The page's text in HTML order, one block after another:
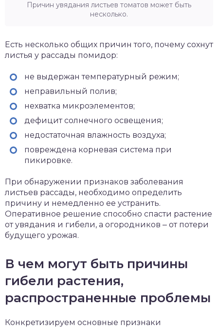
Причин увядания листьев томатов может быть
несколько.
Есть несколько общих причин того, почему сохнут
листья у рассады помидор:
не выдержан температурный режим;
неправильный полив;
нехватка микроэлементов;
дефицит солнечного освещения;
недостаточная влажность воздуха;
повреждена корневая система при
пикировке.
При обнаружении признаков заболевания
листьев рассады, необходимо определить
причину и немедленно ее устранить.
Оперативное решение способно спасти растение
от увядания и гибели, а огородников ‒ от потери
будущего урожая.
В чем могут быть причины
гибели растения,
распространенные проблемы
Конкретизируем основные признаки